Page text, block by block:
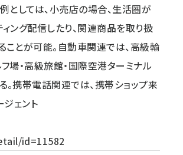
としては、小売店の場合、生活圏が
ング配信したり、関連商品を取り扱
とが可能。自動車関連では、高級輸
場・高級旅館・国際空港ターミナル
携帯電話関連では、携帯ショップ来
ェント
id=11582